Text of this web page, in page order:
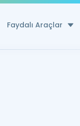
Faydalı Araçlar